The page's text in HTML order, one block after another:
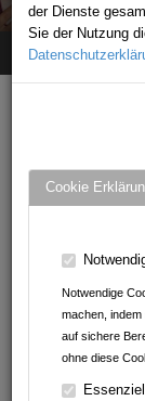
der Dienste
Sie der Nutzung
Cookie
Notwendige
machen,
auf sichere
ohne diese
Essenziell
Home Angebote
ANGEBOTE
Imbiss am